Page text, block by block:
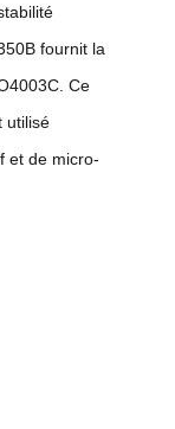
fournit la
Ce
utilisé
et de micro-